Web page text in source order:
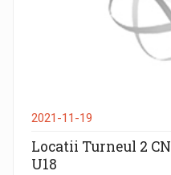
2021-11-19
Locatii Turneul 2
U18